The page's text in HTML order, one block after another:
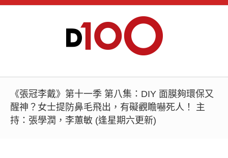
《張冠李戴》第十一季 第八集：DIY 面膜夠環保又
醒神？女士提防鼻毛飛出，有礙觀瞻嚇死人！ 主
持：張學潤，李蕙敏 (逢星期六更新)